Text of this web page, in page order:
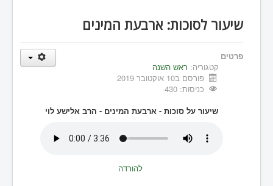
שיעור לסוכות: ארבעת המינים
פרטים
קטגוריה: ראש השנה
פורסם ב10 אוקטובר 2019
כניסות: 430
שיעור על סוכות - ארבעת המינים - הרב אלישע לוי
להורדה